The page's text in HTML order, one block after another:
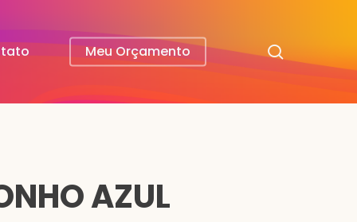
Meu Orçamento
AZUL